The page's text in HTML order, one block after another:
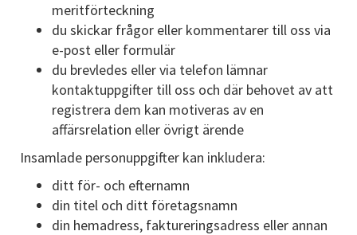
meritförteckning
du skickar frågor eller kommentarer till oss via
e-post eller formulär
du brevledes eller via telefon lämnar
kontaktuppgifter till oss och där behovet av att
registrera dem kan motiveras av en
affärsrelation eller övrigt ärende
Insamlade personuppgifter kan inkludera:
ditt för- och efternamn
din titel och ditt företagsnamn
din hemadress, faktureringsadress eller annan